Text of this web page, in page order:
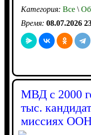
Категория: Все\
Время: 08.07.2026
МВД с 2000
тыс.
миссиях